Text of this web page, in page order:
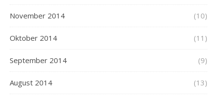
November 2014 (10)
Oktober 2014 (11)
September 2014 (9)
August 2014 (13)